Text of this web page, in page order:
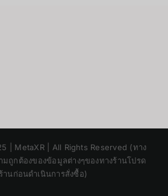
| MetaXR | All Rights Reserved (ทาง
ถูกต้องของข้อมูลต่างๆของทางร้านโปรด
านก่อนดำเนินการสั่งซื้อ)Chinese